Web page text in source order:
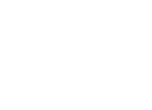
Fahrzeug.